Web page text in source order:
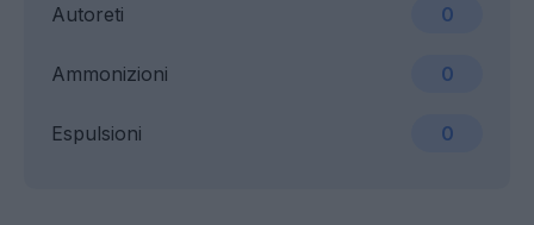
Ammonizioni 0
Espulsioni 0
Autoreti 0